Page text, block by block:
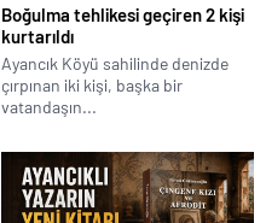
Boğulma tehlikesi geçiren 2 kişi
kurtarıldı
Ayancık Köyü sahilinde denizde
çırpınan iki kişi, başka bir
vatandaşın...